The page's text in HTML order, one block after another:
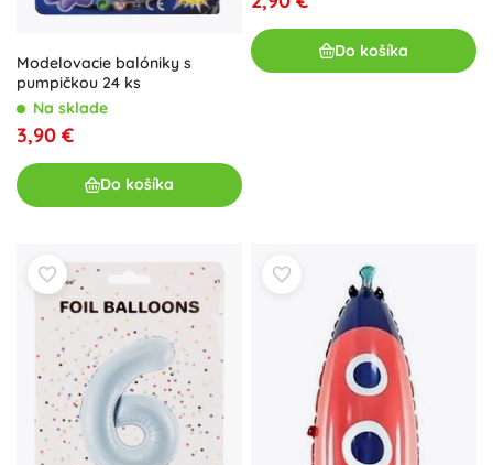
Modelovacie balóniky s
pumpičkou 24 ks
Na sklade
3,90 €
Do košíka
Do košíka